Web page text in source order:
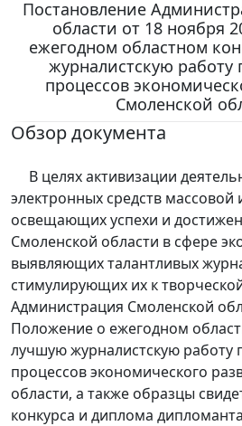
Постановление
области от 18 ноября
ежегодном областном
журналистскую
процессов
Смоленской
Обзор документа
В целях активизации
электронных средств
освещающих успехи и
Смоленской области в сфере
выявляющих талантливых
стимулирующих их к
Администрация Смоленской
Положение о ежегодном
лучшую журналистскую
процессов экономического
области, а также образцы
конкурса и диплома